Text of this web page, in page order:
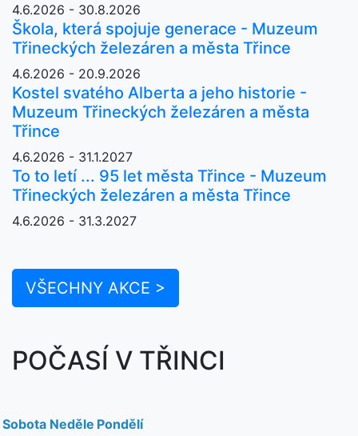
4.6.2026 - 30.8.2026
Škola, která spojuje generace - Muzeum
Třineckých železáren a města Třince
4.6.2026 - 20.9.2026
Kostel svatého Alberta a jeho historie -
Muzeum Třineckých železáren a města
Třince
4.6.2026 - 31.1.2027
To to letí ... 95 let města Třince - Muzeum
Třineckých železáren a města Třince
4.6.2026 - 31.3.2027
VŠECHNY AKCE >
POČASÍ V TŘINCI
Sobota Neděle Pondělí